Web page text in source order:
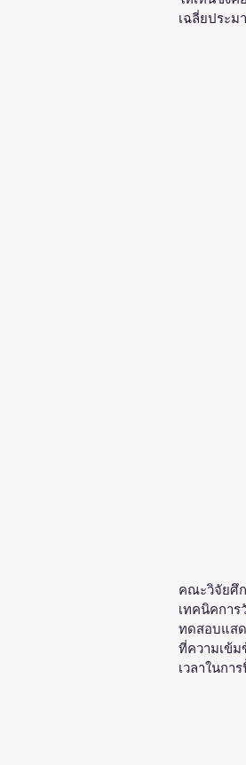
เฉลี่ยประ
คณะวิจัยศึ
เทคนิคกา
ทดสอบแสด
ที่ความเข้ม
เวลาในกา